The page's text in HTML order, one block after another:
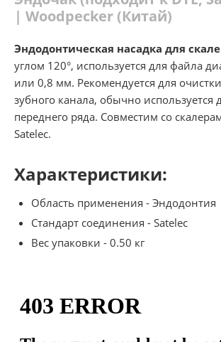
| Woodpecker (Китай)
Эндодонтическая насадка для
углом 120°, используется для файла
или 0,8 мм. Рекомендуется для
зубного канала, обычно используется
переднего ряда. Совместим со
Satelec.
Характеристики:
Область применения - Эндодонтия
Стандарт соединения - Satelec
Вес упаковки - 0.50 кг